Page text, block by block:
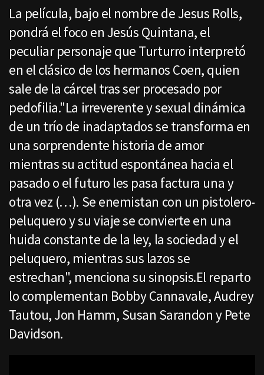
La película, bajo el nombre de Jesus Rolls,
pondrá el foco en Jesús Quintana, el
peculiar personaje que Turturro interpretó
en el clásico de los hermanos Coen, quien
sale de la cárcel tras ser procesado por
pedofilia."La irreverente y sexual dinámica
de un trío de inadaptados se transforma en
una sorprendente historia de amor
mientras su actitud espontánea hacia el
pasado o el futuro les pasa factura una y
otra vez (…). Se enemistan con un pistolero-
peluquero y su viaje se convierte en una
huida constante de la ley, la sociedad y el
peluquero, mientras sus lazos se
estrechan", menciona su sinopsis.El reparto
lo complementan Bobby Cannavale, Audrey
Tautou, Jon Hamm, Susan Sarandon y Pete
Davidson.